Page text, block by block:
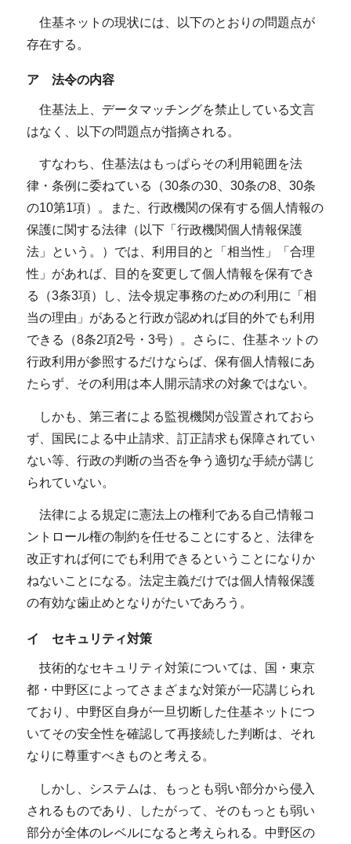
住基ネットの現状には、以下のとおりの問題点が
存在する。
ア 法令の内容
住基法上、データマッチングを禁止している文言
はなく、以下の問題点が指摘される。
すなわち、住基法はもっぱらその利用範囲を法
律・条例に委ねている（30条の30、30条の8、30条
の10第1項）。また、行政機関の保有する個人情報の
保護に関する法律（以下「行政機関個人情報保護
法」という。）では、利用目的と「相当性」「合理
性」があれば、目的を変更して個人情報を保有でき
る（3条3項）し、法令規定事務のための利用に「相
当の理由」があると行政が認めれば目的外でも利用
できる（8条2項2号・3号）。さらに、住基ネットの
行政利用が参照するだけならば、保有個人情報にあ
たらず、その利用は本人開示請求の対象ではない。
しかも、第三者による監視機関が設置されておら
ず、国民による中止請求、訂正請求も保障されてい
ない等、行政の判断の当否を争う適切な手続が講じ
られていない。
法律による規定に憲法上の権利である自己情報コ
ントロール権の制約を任せることにすると、法律を
改正すれば何にでも利用できるということになりか
ねないことになる。法定主義だけでは個人情報保護
の有効な歯止めとなりがたいであろう。
イ セキュリティ対策
技術的なセキュリティ対策については、国・東京
都・中野区によってさまざまな対策が一応講じられ
ており、中野区自身が一旦切断した住基ネットにつ
いてその安全性を確認して再接続した判断は、それ
なりに尊重すべきものと考える。
しかし、システムは、もっとも弱い部分から侵入
されるものであり、したがって、そのもっとも弱い
部分が全体のレベルになると考えられる。中野区の